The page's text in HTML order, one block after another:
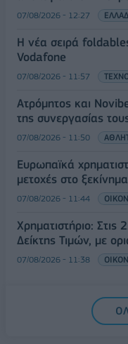
07/08/2026 - 12:27
Η νέα σειρά
Vodafone
07/08/2026 - 11:57
Ατρόμητος και
της συνεργασίας
07/08/2026 - 11:50
Ευρωπαϊκά
μετοχές στο
07/08/2026 - 11:44
Χρηματιστήριο:
Δείκτης Τιμών, με
07/08/2026 - 11:38